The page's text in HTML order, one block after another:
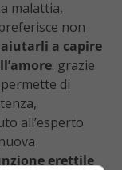
malattia,
non
aiutarli a capire
: grazie
di
all’esperto
erettile